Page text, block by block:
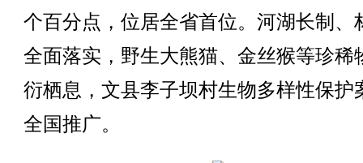
个百分点，位居全省首位。河湖长制、
全面落实，野生大熊猫、金丝猴等珍稀
衍栖息，文县李子坝村生物多样性保护
全国推广。